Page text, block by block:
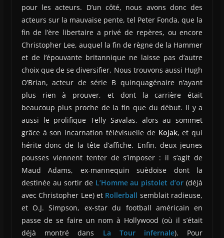
pour les acteurs. D’un côté, nous avons donc des
acteurs sur la mauvaise pente, tel Peter Fonda, que la
fin de l’ère libertaire a privé de repères, ou encore
Christopher Lee, auquel la fin de règne de la Hammer
et de l’épouvante britannique ne laisse pas d’autre
choix que de se diversifier. Nous trouvons aussi Hugh
O’Brian, acteur de série B quinquagénaire n’ayant
plus rien à prouver, et dont la carrière était
beaucoup plus proche de la fin que du début. Il y a
aussi le prolifique Telly Savalas, alors au sommet
grâce à son incarnation télévisuelle de Kojak, et qui
hérite donc de la tête d’affiche. Enfin, deux jeunes
pousses viennent tenter de s’imposer : il s’agit de
Maud Adams, ex-mannequin suèdoise dont la
destinée au sortir de L’Homme au pistolet d’or (déjà
avec Christopher Lee) et Rollerball semblait radieuse,
et O.J. Simpson, ex-star du football américain en
passe de se faire un nom à Hollywood (où il s’était
déjà montré dans La Tour infernale). Pour